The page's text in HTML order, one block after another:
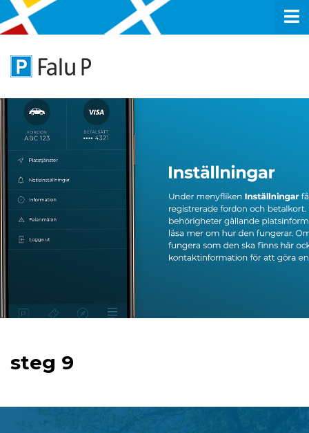
steg 9